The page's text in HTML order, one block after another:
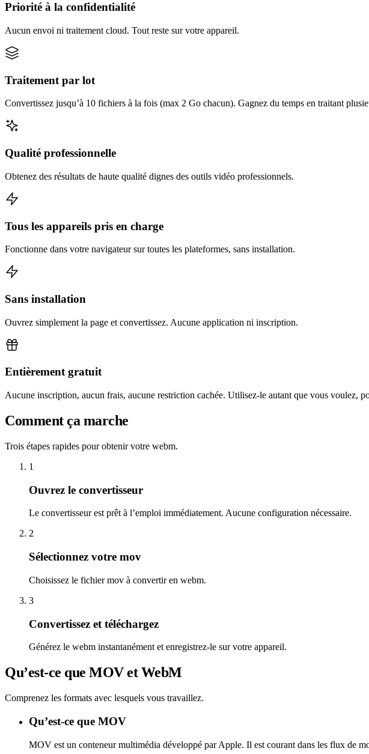
Priorité à la confidentialité
Aucun envoi ni traitement cloud. Tout reste sur votre appareil.
Traitement par lot
Convertissez jusqu’à 10 fichiers à la fois (max 2 Go chacun). Gagnez du temps en traitant
Qualité professionnelle
Obtenez des résultats de haute qualité dignes des outils vidéo professionnels.
Tous les appareils pris en charge
Fonctionne dans votre navigateur sur toutes les plateformes, sans installation.
Sans installation
Ouvrez simplement la page et convertissez. Aucune application ni inscription.
Entièrement gratuit
Aucune inscription, aucun frais, aucune restriction cachée. Utilisez-le autant que vous voulez,
Comment ça marche
Trois étapes rapides pour obtenir votre webm.
1
Ouvrez le convertisseur
Le convertisseur est prêt à l’emploi immédiatement. Aucune configuration nécessaire.
2
Sélectionnez votre mov
Choisissez le fichier mov à convertir en webm.
3
Convertissez et téléchargez
Générez le webm instantanément et enregistrez-le sur votre appareil.
Qu’est-ce que MOV et WebM
Comprenez les formats avec lesquels vous travaillez.
Qu’est-ce que MOV
MOV est un conteneur multimédia développé par Apple. Il est courant dans les flux de